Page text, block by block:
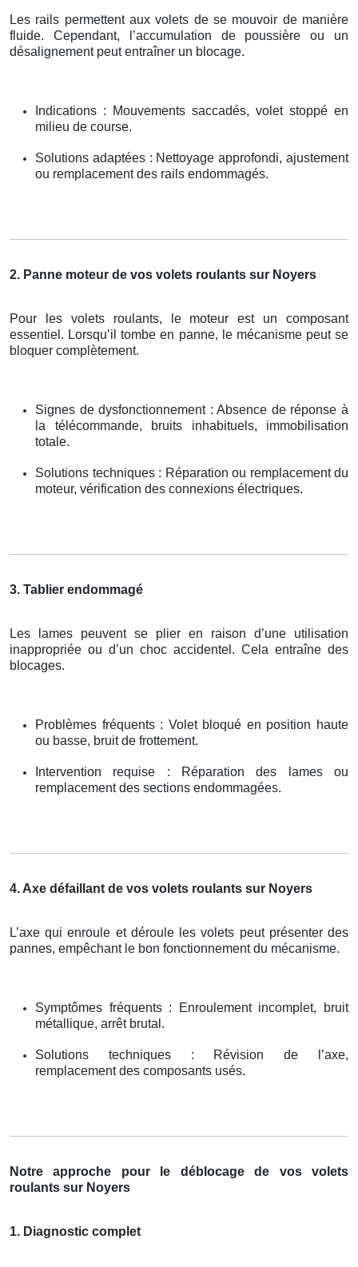
Les rails permettent aux volets de se mouvoir de manière
fluide. Cependant, l’accumulation de poussière ou un
désalignement peut entraîner un blocage.
Indications : Mouvements saccadés, volet stoppé en
milieu de course.
Solutions adaptées : Nettoyage approfondi, ajustement
ou remplacement des rails endommagés.
2. Panne moteur de vos volets roulants sur Noyers
Pour les volets roulants, le moteur est un composant
essentiel. Lorsqu’il tombe en panne, le mécanisme peut se
bloquer complètement.
Signes de dysfonctionnement : Absence de réponse à
la télécommande, bruits inhabituels, immobilisation
totale.
Solutions techniques : Réparation ou remplacement du
moteur, vérification des connexions électriques.
3. Tablier endommagé
Les lames peuvent se plier en raison d’une utilisation
inappropriée ou d’un choc accidentel. Cela entraîne des
blocages.
Problèmes fréquents : Volet bloqué en position haute
ou basse, bruit de frottement.
Intervention requise : Réparation des lames ou
remplacement des sections endommagées.
4. Axe défaillant de vos volets roulants sur Noyers
L’axe qui enroule et déroule les volets peut présenter des
pannes, empêchant le bon fonctionnement du mécanisme.
Symptômes fréquents : Enroulement incomplet, bruit
métallique, arrêt brutal.
Solutions techniques : Révision de l’axe,
remplacement des composants usés.
Notre approche pour le déblocage de vos volets
roulants sur Noyers
1. Diagnostic complet